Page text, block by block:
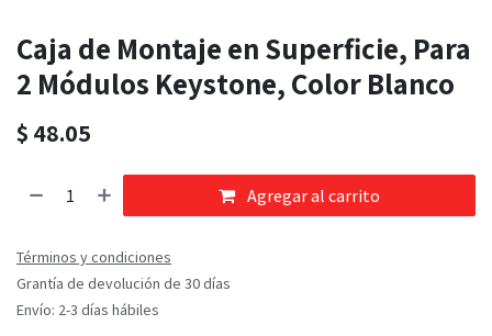
Caja de Montaje en Superficie, Para
2 Módulos Keystone, Color Blanco
$ 48.05
Agregar al carrito
Términos y condiciones
Grantía de devolución de 30 días
Envío: 2-3 días hábiles